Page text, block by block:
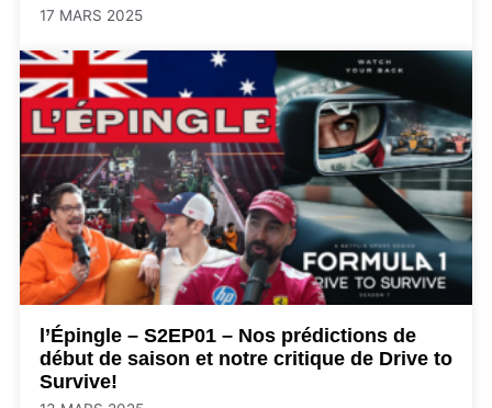
17 MARS 2025
l’Épingle – S2EP01 – Nos prédictions de
début de saison et notre critique de Drive to
Survive!